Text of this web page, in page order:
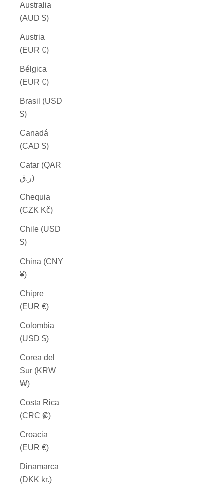
Australia
(AUD $)
Austria
(EUR €)
Bélgica
(EUR €)
Brasil (USD
$)
Canadá
(CAD $)
Catar (QAR
ر.ق)
Chequia
(CZK Kč)
Chile (USD
$)
China (CNY
¥)
Chipre
(EUR €)
Colombia
(USD $)
Corea del
Sur (KRW
₩)
Costa Rica
(CRC ₡)
Croacia
(EUR €)
Dinamarca
(DKK kr.)